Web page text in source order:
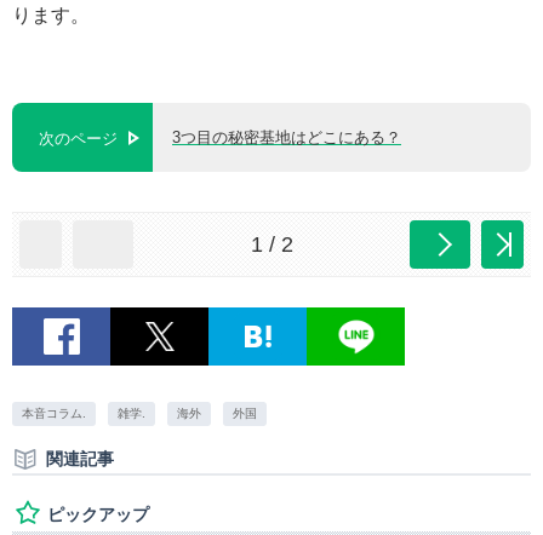
ります。
次のページ 3つ目の秘密基地はどこにある？
1 / 2
本音コラム. 雑学. 海外 外国
関連記事
ピックアップ